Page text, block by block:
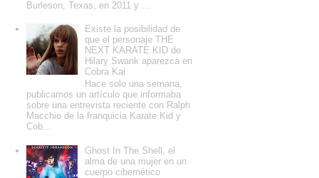
Burleson, Texas, en 2011 y ...
Existe la posibilidad de
que el personaje THE
NEXT KARATE KID de
Hilary Swank aparezca en
Cobra Kai
Hace solo una semana,
publicamos un artículo que informaba
sobre una entrevista reciente con Ralph
Macchio de la franquicia Karate Kid y
Cob...
Ghost In The Shell, el
alma de una mujer en un
cuerpo cibernético